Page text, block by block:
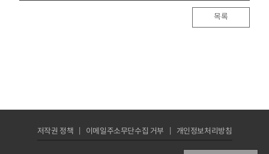
목록
저작권 정책 이메일주소무단수집 거부 개인정보처리방침